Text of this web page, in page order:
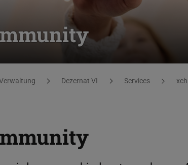
Dezernat VI Services